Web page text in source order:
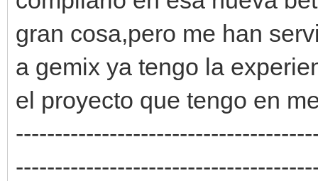
gran cosa,pero me han
a gemix ya tengo la
el proyecto que tengo en